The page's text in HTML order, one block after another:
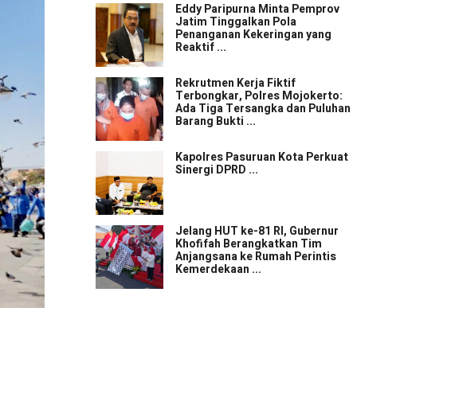
Eddy Paripurna Minta Pemprov
Jatim Tinggalkan Pola
Penanganan Kekeringan yang
Reaktif ...
Rekrutmen Kerja Fiktif
Terbongkar, Polres Mojokerto:
Ada Tiga Tersangka dan Puluhan
Barang Bukti ...
Kapolres Pasuruan Kota Perkuat
Sinergi DPRD ...
Jelang HUT ke-81 RI, Gubernur
Khofifah Berangkatkan Tim
Anjangsana ke Rumah Perintis
Kemerdekaan ...